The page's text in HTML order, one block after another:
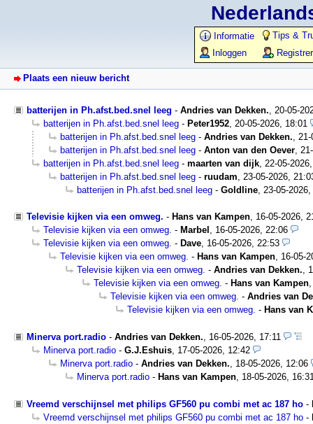
Informatie
Tips &
Inloggen
Plaats een nieuw bericht
batterijen in Ph.afst.bed.snel leeg - Andries van Dekken.
20-05-
batterijen in Ph.afst.bed.snel leeg - Peter1952 20-05-2026, 18:01
batterijen in Ph.afst.bed.snel leeg - Andries van Dekken.
batterijen in Ph.afst.bed.snel leeg - Anton van den Oever
batterijen in Ph.afst.bed.snel leeg - maarten van dijk 22-05-
batterijen in Ph.afst.bed.snel leeg - ruudam
23-05-2026,
batterijen in Ph.afst.bed.snel leeg - Goldline 23-05-
Televisie kijken via een omweg. - Hans van Kampen, 16-05-2026,
Televisie kijken via een omweg. - Marbel , 16-05-2026, 22:06
Televisie kijken via een omweg. - Dave, 16-05-2026, 22:53
Televisie kijken via een omweg. - Hans van Kampen, 16-05-
Televisie kijken via een omweg. - Andries van Dekken.,
Televisie kijken via een omweg. - Hans van Kampen
Televisie kijken via een omweg. - Andries van
Televisie kijken via een omweg. - Hans van
Minerva port.radio - Andries van Dekken., 16-05-2026, 17:11
Minerva port.radio - G.J.Eshuis, 17-05-2026, 12:42
Minerva port.radio - Andries van Dekken., 18-05-2026, 12:06
Minerva port.radio - Hans van Kampen, 18-05-2026,
Vreemd verschijnsel met philips GF560 pu combi met ac 187 ho -
Vreemd verschijnsel met philips GF560 pu combi met ac 187 ho -